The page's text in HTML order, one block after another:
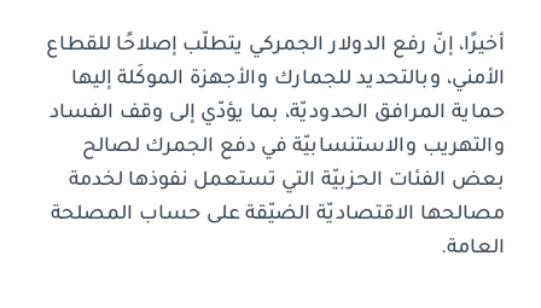
أخيرًا، إنّ رفع الدولار الجمركي يتطلّب إصلاحًا للقطاع
الأمني، وبالتحديد للجمارك والأجهزة الموكَلة إليها
حماية المرافق الحدوديّة، بما يؤدّي إلى وقف الفساد
والتهريب والاستنسابيّة في دفع الجمرك لصالح
بعض الفئات الحزبيّة التي تستعمل نفوذها لخدمة
مصالحها الاقتصاديّة الضيّقة على حساب المصلحة
العامة.